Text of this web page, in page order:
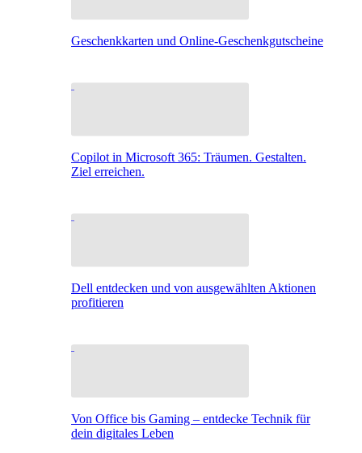
Geschenkkarten und Online-Geschenkgutscheine
Copilot in Microsoft 365: Träumen. Gestalten.
Ziel erreichen.
Dell entdecken und von ausgewählten Aktionen
profitieren
Von Office bis Gaming – entdecke Technik für
dein digitales Leben